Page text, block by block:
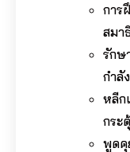
การ
สมา
รักษ
กำลั
หลีก
กระ
พูดคุ